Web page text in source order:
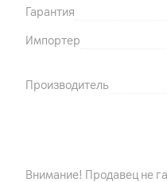
Гарантия
Импортер
Производитель
Внимание! Продавец не